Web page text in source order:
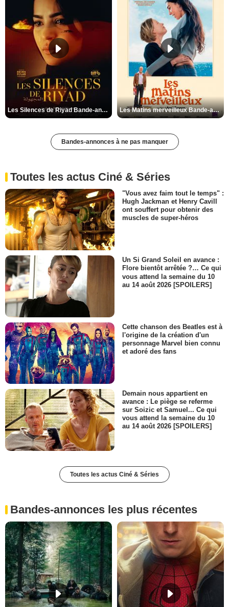
Les Silences de Riyad Bande-annonce VO STFR Les Matins merveilleux Bande-annonce VF
Bandes-annonces à ne pas manquer
Toutes les actus Ciné & Séries
"Vous avez faim tout le temps" :
Hugh Jackman et Henry Cavill
ont souffert pour obtenir des
muscles de super-héros
Un Si Grand Soleil en avance :
Flore bientôt arrêtée ?… Ce qui
vous attend la semaine du 10
au 14 août 2026 [SPOILERS]
Cette chanson des Beatles est à
l'origine de la création d'un
personnage Marvel bien connu
et adoré des fans
Demain nous appartient en
avance : Le piège se referme
sur Soizic et Samuel... Ce qui
vous attend la semaine du 10
au 14 août 2026 [SPOILERS]
Toutes les actus Ciné & Séries
Bandes-annonces les plus récentes